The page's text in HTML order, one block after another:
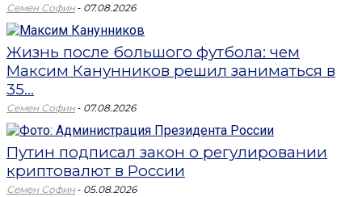
Семен Софин - 07.08.2026
Жизнь после большого футбола: чем
Максим Канунников решил заниматься в
35...
Семен Софин - 07.08.2026
Путин подписал закон о регулировании
криптовалют в России
Семен Софин - 05.08.2026